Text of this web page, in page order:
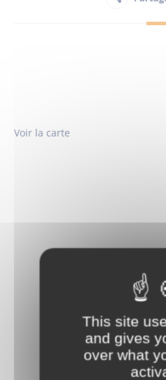
Voir la carte
This site
and gives
over what